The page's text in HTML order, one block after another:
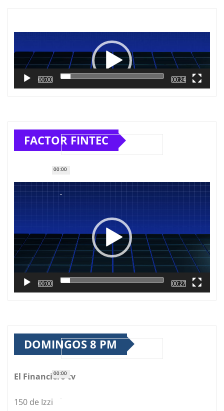
vídeo
00:00
00:00
00:24
FACTOR FINTEC
Reproductor
de
00:00
00:00
00:27
DOMINGOS 8 PM
El Financiero tv
150 de Izzi